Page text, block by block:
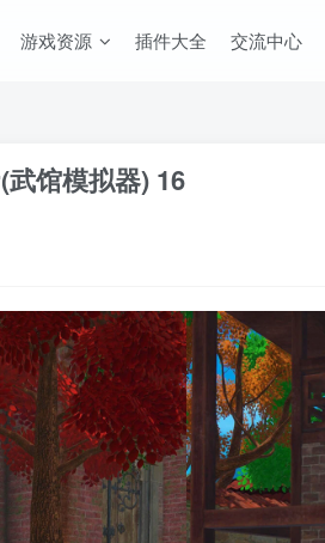
游戏资源 插件大全 交流中心
馆模拟器) 16